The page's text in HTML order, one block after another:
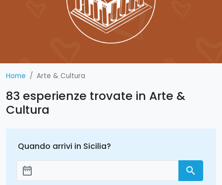
Home Arte & Cultura
83 esperienze trovate in Arte &
Cultura
Quando arrivi in Sicilia?
Aggiungi le date
date_range search